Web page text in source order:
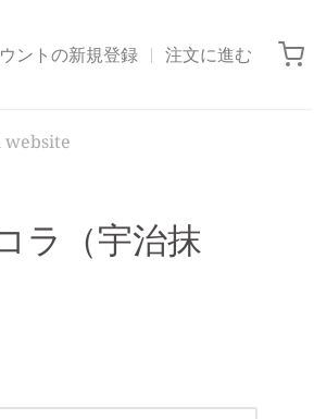
ントの新規登録 注文に進む
website
ラ（宇治抹